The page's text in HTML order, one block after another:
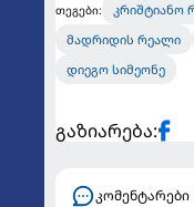
თეგები:
მადრიდის რეალი
დიეგო სიმეონე
გაზიარება:
კომენტარები